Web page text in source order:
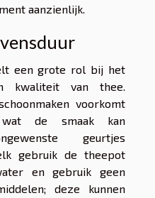
aanzienlijk.
een grote rol bij het
kwaliteit van thee.
voorkomt
de smaak kan
geurtjes
gebruik de theepot
en gebruik geen
deze kunnen